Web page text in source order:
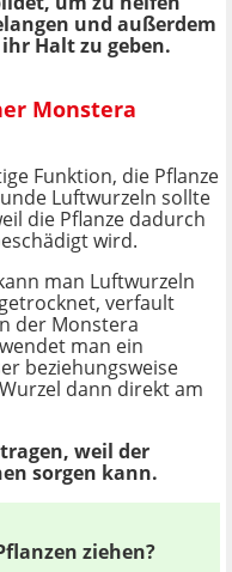
und außerdem
Halt zu geben.
Monstera
Funktion, die Pflanze
Luftwurzeln sollte
die Pflanze dadurch
wird.
man Luftwurzeln
verfault
der Monstera
man ein
beziehungsweise
dann direkt am
weil der
sorgen kann.
ziehen?